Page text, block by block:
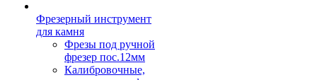
Фрезерный инструмент
для камня
Фрезы под ручной
фрезер пос.12мм
Калибровочные,